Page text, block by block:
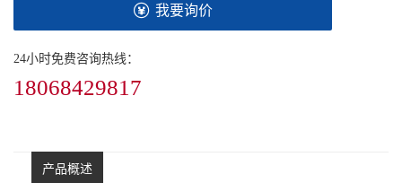
我要询价
24小时免费咨询热线：
18068429817
产品概述